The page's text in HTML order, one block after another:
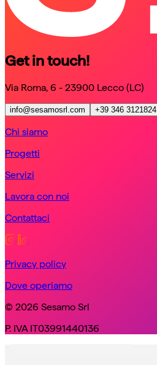
Get in touch!
Via Roma, 6 - 23900 Lecco (LC)
info@sesamosrl.com +39 346 3121824
Chi siamo
Progetti
Servizi
Lavora con noi
Contattaci
Privacy policy
Dove operiamo
© 2026 Sesamo Srl
P. IVA IT03991440136